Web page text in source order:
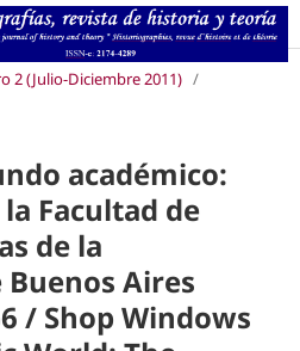
2 (Julio-Diciembre 2011) /
académico:
Facultad de
de la
Aires
/ Shop Windows